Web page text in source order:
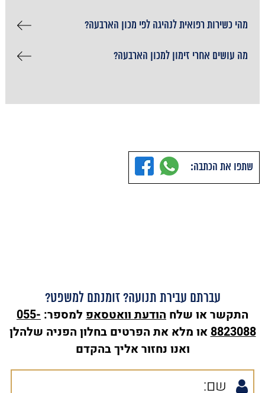
מהי כשירות רפואית לנהיגה לפי מכון הארבעה?
מה עושים אחרי זימון למכון הארבעה?
שתפו את הכתבה:
עברתם עבירת תנועה? זומנתם למשפט?
התקשר או שלח הודעת וואטסאפ למספר: 055-
8823088 או מלא את הפרטים בחלון הפניה שלהלן
ואנו נחזור אליך בהקדם